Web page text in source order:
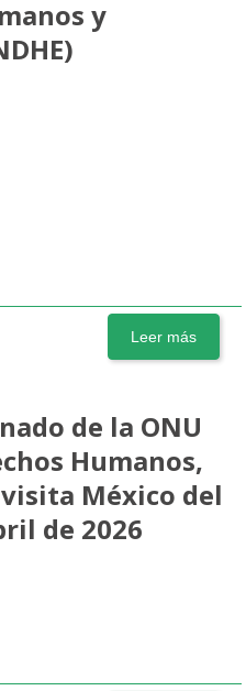
y
Leer más
de la ONU
Humanos,
México del
de 2026